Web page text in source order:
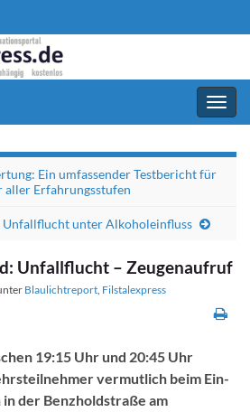
Ein umfassender Testbericht für
aller Erfahrungsstufen
Unfallflucht unter Alkoholeinfluss
Unfallflucht – Zeugenaufruf
Blaulichtreport, Filstalexpress
19:15 Uhr und 20:45 Uhr
vermutlich beim Ein-
der Benzholdstraße am